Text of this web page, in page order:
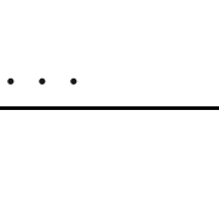
・・